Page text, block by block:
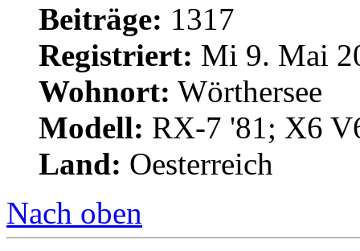
Beiträge: 1317
Registriert: Mi 9. Mai
Wohnort: Wörthersee
Modell: RX-7 '81; X6
Land: Oesterreich
Nach oben